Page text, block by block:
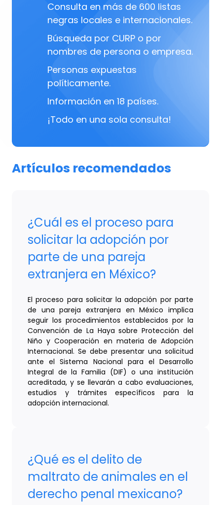
Consulta en más de 600 listas
negras locales e internacionales.
Búsqueda por CURP o por
nombres de persona o empresa.
Personas expuestas
políticamente.
Información en 18 países.
¡Todo en una sola consulta!
Artículos recomendados
¿Cuál es el proceso para
solicitar la adopción por
parte de una pareja
extranjera en México?
El proceso para solicitar la adopción por parte
de una pareja extranjera en México implica
seguir los procedimientos establecidos por la
Convención de La Haya sobre Protección del
Niño y Cooperación en materia de Adopción
Internacional. Se debe presentar una solicitud
ante el Sistema Nacional para el Desarrollo
Integral de la Familia (DIF) o una institución
acreditada, y se llevarán a cabo evaluaciones,
estudios y trámites específicos para la
adopción internacional.
¿Qué es el delito de
maltrato de animales en el
derecho penal mexicano?